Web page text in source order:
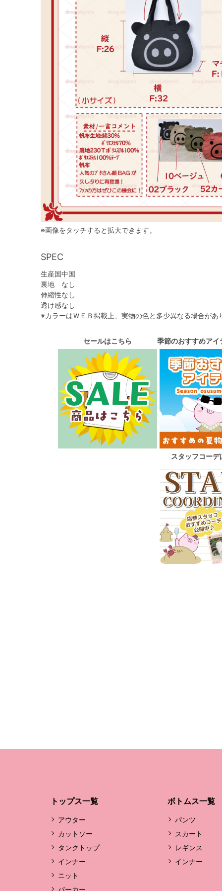
※画像をタッチすると拡大できます。
SPEC
生産国中国
裏地
なし
伸縮性なし
透け感なし
※カラーはＷＥＢ掲載上、実物の色と多少異なる場合があ
セールはこちら 季節のおすすめアイ
スタッフコーデ
トップス一覧
アウター
カットソー
タンクトップ
インナー
ニット
パーカー
ボトムス一覧
パンツ
スカート
レギンス
インナー